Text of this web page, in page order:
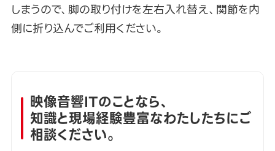
しまうので、脚の取り付けを左右入れ替え、関節を内
側に折り込んでご利用ください。
映像音響ITのことなら、
知識と現場経験豊富なわたしたちにご
相談ください。